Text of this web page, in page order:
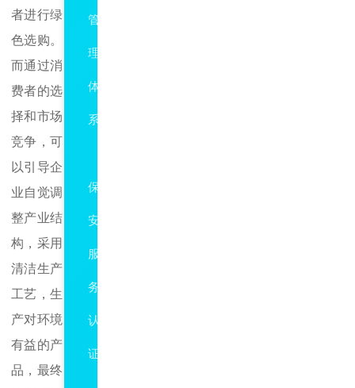
者进行绿
色选购。
而通过消
费者的选
择和市场
竞争，可
以引导企
业自觉调
整产业结
构，采用
清洁生产
工艺，生
产对环境
有益的产
品，最终
管
理
体
系
保
安
服
务
认
证